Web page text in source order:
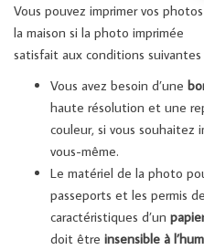
Vous pouvez imprimer vos
la maison si la photo imprimée
satisfait aux conditions suivantes
Vous avez besoin d’une
haute résolution et une
couleur, si vous souhaitez
vous-même.
Le matériel de la photo
passeports et les permis
caractéristiques d’un
doit être insensible à